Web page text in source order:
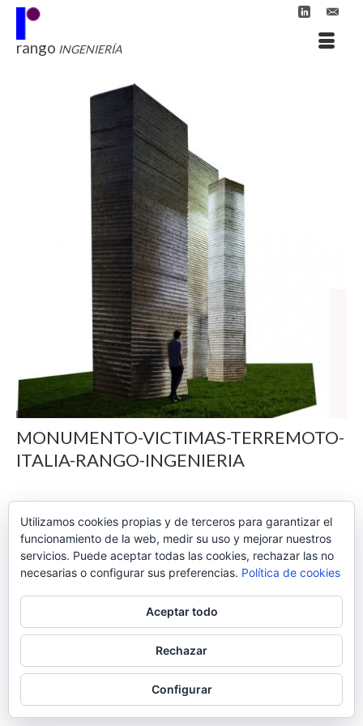
rango INGENIERÍA
MONUMENTO-VICTIMAS-TERREMOTO-
ITALIA-RANGO-INGENIERIA
Tf:
© 2026 Rango Ingenieria. Diseñado porDigital2G -Aviso Legal
Utilizamos cookies propias y de terceros para garantizar el
funcionamiento de la web, medir su uso y mejorar nuestros
servicios. Puede aceptar todas las cookies, rechazar las no
necesarias o configurar sus preferencias. Política de cookies
Aceptar todo
Rechazar
Configurar